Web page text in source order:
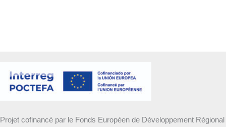
Projet cofinancé par le Fonds Européen de Développement Régional